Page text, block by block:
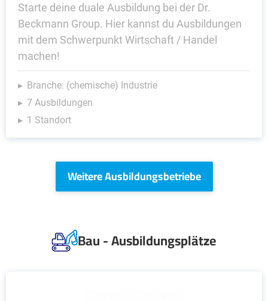
Starte deine duale Ausbildung bei der Dr.
Beckmann Group. Hier kannst du Ausbildungen
mit dem Schwerpunkt Wirtschaft / Handel
machen!
Branche: (chemische) Industrie
7 Ausbildungen
1 Standort
Weitere Ausbildungsbetriebe
Bau - Ausbildungsplätze